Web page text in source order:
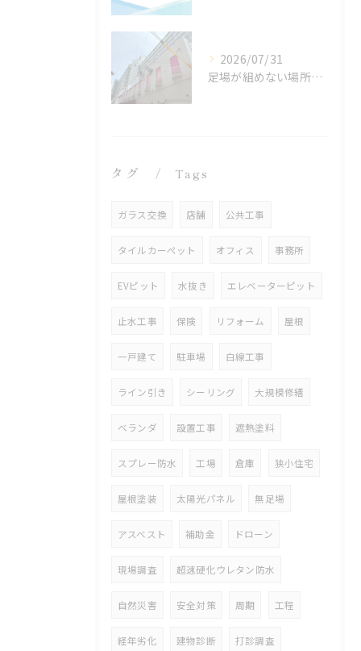
2026/07/31
足場が組めない場所でも施工可能！ロープアクセス工法の特徴と対応できる工事
タグ Tags
ガラス交換 店舗 公共工事
タイルカーペット オフィス 事務所
EVピット 水抜き エレベーターピット
止水工事 保険 リフォーム 屋根
一戸建て 駐車場 白線工事
ライン引き シーリング 大規模修繕
ベランダ 設置工事 遮熱塗料
スプレー防水 工場 倉庫 狭小住宅
屋根塗装 太陽光パネル 無足場
アスベスト 補助金 ドローン
現場調査 超速硬化ウレタン防水
自然災害 安全対策 周期 工程
経年劣化 建物診断 打診調査